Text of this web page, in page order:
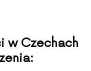
w Czechach